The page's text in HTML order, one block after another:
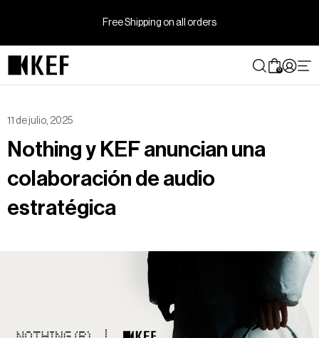
contenido
Free Shipping on all orders
0
11 de julio, 2025
Nothing y KEF anuncian una
colaboración de audio
estratégica